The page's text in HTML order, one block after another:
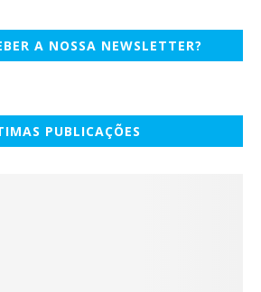
A NOSSA NEWSLETTER?
PUBLICAÇÕES